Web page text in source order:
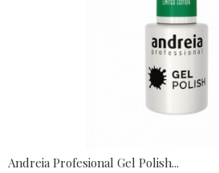
Andreia Profesional Gel Polish...